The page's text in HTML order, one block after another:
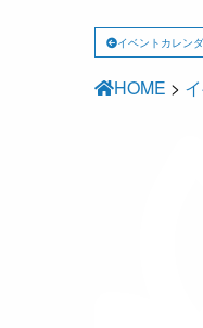
イベントカレン
HOME >